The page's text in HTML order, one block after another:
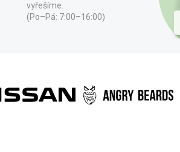
vyřešíme.
(Po–Pá: 7:00–16:00)